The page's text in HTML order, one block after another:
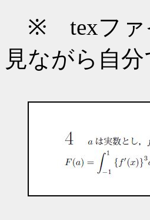
※ texファ
見ながら自